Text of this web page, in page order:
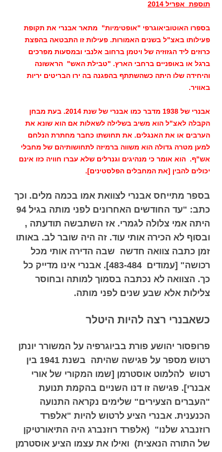
תוספת אפריל 2014
בספרו האוטוביאוגרפי "אופטימיות" מתאר אבנרי את תקופת
פעילותו באצ"ל בשנים האמורות. פעילות זו התבטאה בהפצת
כרוזים ליד הגזוזיה של ויטמן ברחוב אלנבי ובמסעות מפרכים
ברגל או באופניים ברחבי הארץ. "טבילת האש" הראשונה
והיחידה שלו היתה כשהשתתף בהפגנה בה ירו הבריטים יריות
באוויר.
אבנרי של 1938 מדבר כמו אבנרי של שנת 2014. בעת מבחן
הקבלה לאצ"ל הוא משיב בשלילה לשאלות אם הוא שונא את
הערבים או את האנגלים. את תחושתו כחבר מחתרת הנלחם
למען מטרה גדולה הוא משווה ברמיזה לתחושותיהם של מחבלי
אש"ף. הוא אומר כי מנהיגים וגנרלים שלא עברו חוויה כזו אינם
יכולים להבין [את המחבלים הפלסטינים].
בספר מתייחס אבנרי לצוואת אמו בכמה מלים. וכך
כתב: "עד החודשים האחרונים לפני מותה בגיל 94
היתה אמי צלולה לגמרי. אז השתבשה תודעתה ,
ובסוף לא הכירה אותי עוד. זה היה שובר לב. באותו
זמן כתבה צוואה חדשה שבה הדירה אותי מכל
רכושה" [עמודים 483-484]. אבנרי אינו מדייק כל
כך. הצוואה לא נכתבה בסמוך למותה ובחוסר
צלילות אלא שבע שנים לפני מותה.
כשאבנרי רצה להיות היטלר
פרופסור יהושע פורת בביוגרפיה על המשורר יונתן
רטוש מספר על פגישה שהיתה בשנת 1941 בין
רטוש להלמוט אוסטרמן [שמו המקורי של אורי
אבנרי]. פגישה זו דנו השניים בהקמת תנועת
"העברים הצעירים" שלימים נקראה התנועה
הכנענית. אבנרי הציע לרטוש להיות "אלפרד
רוזנברג שלנו" (אלפרד רוזנברג היה התיאורטיקן
של התורה הנאצית) ואילו את עצמו הציע אוסטרמן